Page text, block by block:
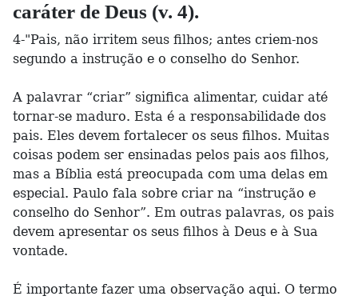
caráter de Deus (v. 4).
4-"Pais, não irritem seus filhos; antes criem-nos
segundo a instrução e o conselho do Senhor.
A palavrar “criar” significa alimentar, cuidar até
tornar-se maduro. Esta é a responsabilidade dos
pais. Eles devem fortalecer os seus filhos. Muitas
coisas podem ser ensinadas pelos pais aos filhos,
mas a Bíblia está preocupada com uma delas em
especial. Paulo fala sobre criar na “instrução e
conselho do Senhor”. Em outras palavras, os pais
devem apresentar os seus filhos à Deus e à Sua
vontade.
É importante fazer uma observação aqui. O termo